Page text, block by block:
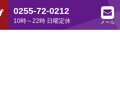
0255-72-0212
10時～22時 日曜定休 メール